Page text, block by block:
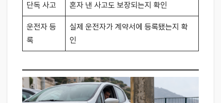
단독 사고 혼자 낸 사고도 보장되는지 확인
운전자 등
록
실제 운전자가 계약서에 등록됐는지 확
인